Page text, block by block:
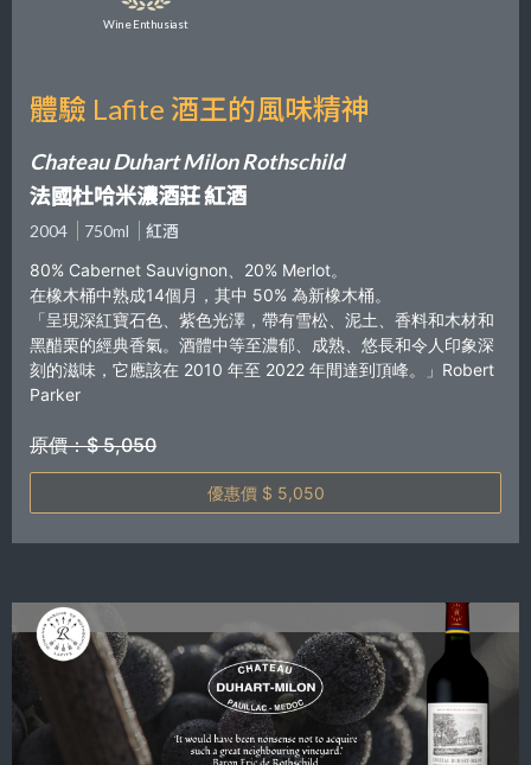
Wine Enthusiast
體驗 Lafite 酒王的風味精神
Chateau Duhart Milon Rothschild
法國杜哈米濃酒莊 紅酒
2004 750ml
紅酒
80% Cabernet Sauvignon、20% Merlot。
在橡木桶中熟成14個月，其中 50% 為新橡木桶。
「呈現深紅寶石色、紫色光澤，帶有雪松、泥土、香料和木材和
黑醋栗的經典香氣。酒體中等至濃郁、成熟、悠長和令人印象深
刻的滋味，它應該在 2010 年至 2022 年間達到頂峰。」Robert
Parker
原價：$ 5,050
優惠價 $ 5,050